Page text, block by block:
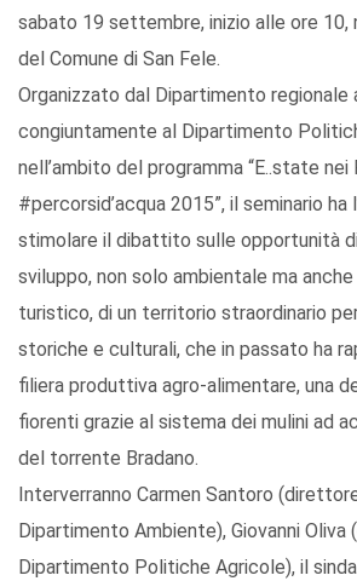
sabato 19 settembre, inizio alle ore 10,
del Comune di San Fele.
Organizzato dal Dipartimento regionale
congiuntamente al Dipartimento
nell’ambito del programma “E..state nei
#percorsid’acqua 2015”, il seminario ha
stimolare il dibattito sulle opportunità
sviluppo, non solo ambientale ma
turistico, di un territorio straordinario
storiche e culturali, che in passato ha
filiera produttiva agro-alimentare, una
fiorenti grazie al sistema dei mulini ad
del torrente Bradano.
Interverranno Carmen Santoro
Dipartimento Ambiente), Giovanni
Dipartimento Politiche Agricole), il